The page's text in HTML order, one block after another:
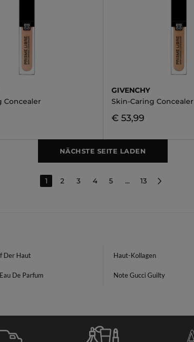
Concealer
GIVENCHY
Skin-Caring Concealer
€ 53,99
NÄCHSTE SEITE LADEN
1 2 3 4 5 ... 13
Der Haut Haut-Kollagen
De Parfum Note Gucci Guilty